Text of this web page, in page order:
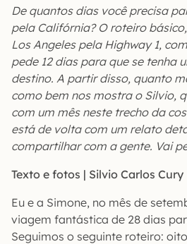
De quantos dias você precisa
pela Califórnia? O roteiro
Los Angeles pela Highway 1,
pede 12 dias para que se tenha
destino. A partir disso, quanto
como bem nos mostra o Silvio,
com um mês neste trecho da
está de volta com um relato
compartilhar com a gente. Vai
Texto e fotos | Silvio Carlos Cury
Eu e a Simone, no mês de
viagem fantástica de 28 dias
Seguimos o seguinte roteiro: